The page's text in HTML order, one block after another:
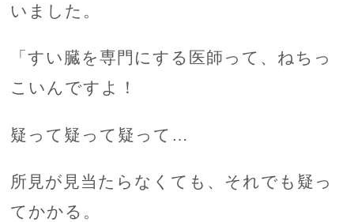
いました。
「すい臓を専門にする医師って、ねちっ
こいんですよ！
疑って疑って疑って…
所見が見当たらなくても、それでも疑っ
てかかる。